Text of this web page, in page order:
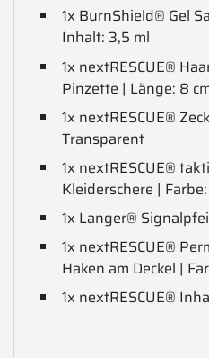
1x BurnShield® Gel
Inhalt: 3,5 ml
1x nextRESCUE®
Pinzette | Länge: 8
1x nextRESCUE®
Transparent
1x nextRESCUE®
Kleiderschere |
1x Langer®
1x nextRESCUE®
Haken am Deckel |
1x nextRESCUE®